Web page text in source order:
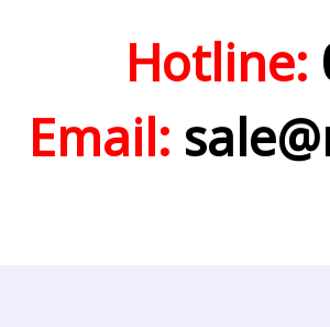
Hotline:
Email: